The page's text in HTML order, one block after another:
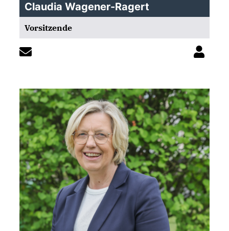
Claudia Wagener-Ragert
Vorsitzende